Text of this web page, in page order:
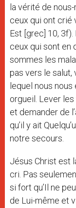
la vérité de
ceux qui ont crié
Est [grec] 10,
ceux qui sont en
sommes les
pas vers le salut,
lequel nous
orgueil. Lever
et demander de
qu’il y ait
notre secours.
Jésus Christ est
cri. Pas
si fort qu’Il ne
de Lui-même et